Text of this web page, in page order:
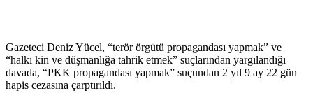
Gazeteci Deniz Yücel, “terör örgütü propagandası yapmak” ve
“halkı kin ve düşmanlığa tahrik etmek” suçlarından yargılandığı
davada, “PKK propagandası yapmak” suçundan 2 yıl 9 ay 22 gün
hapis cezasına çarptırıldı.